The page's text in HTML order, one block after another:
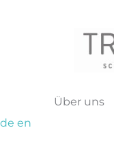
Über uns
de en